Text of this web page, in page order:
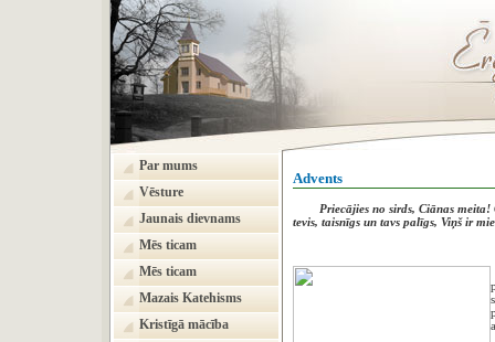
Par mums
Vēsture
Jaunais dievnams
Mēs ticam
Mēs ticam
Mazais Katehisms
Kristīgā mācība
Advents
Priecājies no sirds, Ciānas
tevis, taisnīgs un tavs palīgs, Viņš ir